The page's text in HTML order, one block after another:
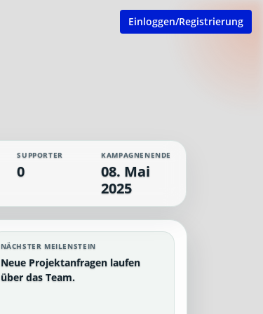
Einloggen/Registrierung
SUPPORTER
0
KAMPAGNENENDE
08. Mai
2025
NÄCHSTER MEILENSTEIN
Neue Projektanfragen laufen
über das Team.